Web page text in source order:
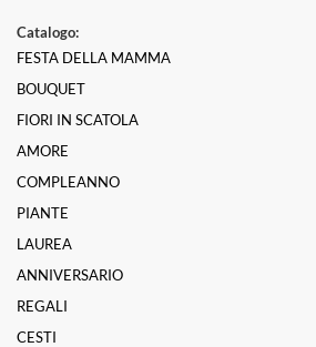
Catalogo:
FESTA DELLA MAMMA
BOUQUET
FIORI IN SCATOLA
AMORE
COMPLEANNO
PIANTE
LAUREA
ANNIVERSARIO
REGALI
CESTI